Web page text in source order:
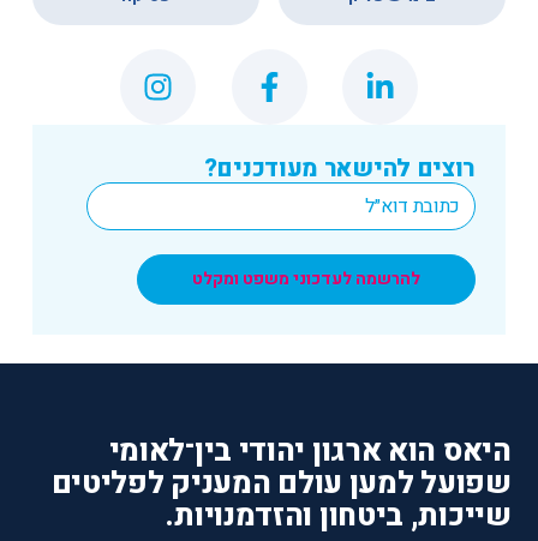
רוצים להישאר מעודכנים?
Email
*
להרשמה לעדכוני משפט ומקלט
היאס הוא ארגון יהודי בין־לאומי
שפועל למען עולם המעניק לפליטים
שייכות, ביטחון והזדמנויות.